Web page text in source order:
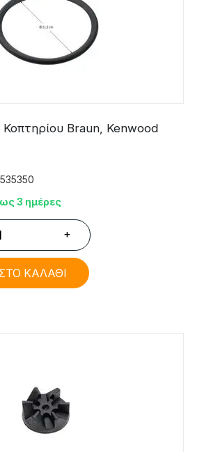
Braun, Kenwood
3 ημέρες
+
ΚΑΛΑΘΙ